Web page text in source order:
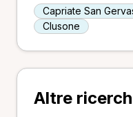
Capriate San
Clusone
Altre